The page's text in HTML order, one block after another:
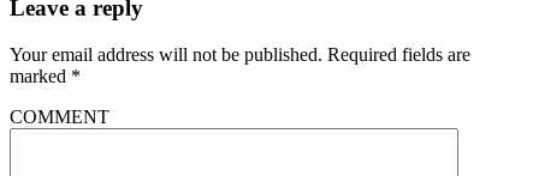
Leave a reply
Your email address will not be published. Required fields are
marked *
COMMENT